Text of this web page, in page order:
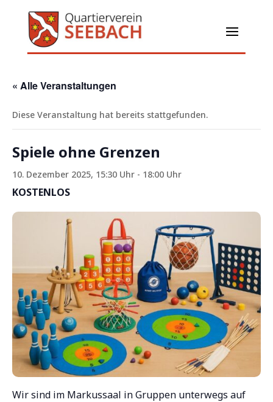
« Alle Veranstaltungen
Diese Veranstaltung hat bereits stattgefunden.
Spiele ohne Grenzen
10. Dezember 2025, 15:30 Uhr - 18:00 Uhr
KOSTENLOS
Wir sind im Markussaal in Gruppen unterwegs auf